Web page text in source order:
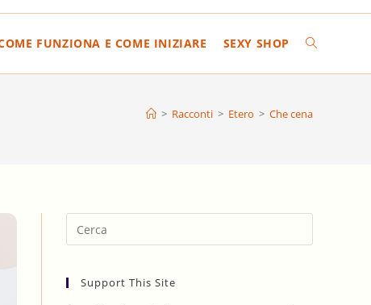
FUNZIONA E COME INIZIARE SEXY SHOP ATTIVA/
> Racconti > Etero > Che cena
Escape
Support This Site